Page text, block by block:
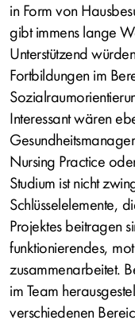
in Form von
gibt immens lange
Unterstützend
Fortbildungen im
Interessant wären
Nursing Practice
Studium ist nicht
Schlüsselelemente,
Projektes beitragen
funktionierendes,
zusammenarbeitet.
im Team
verschiedenen